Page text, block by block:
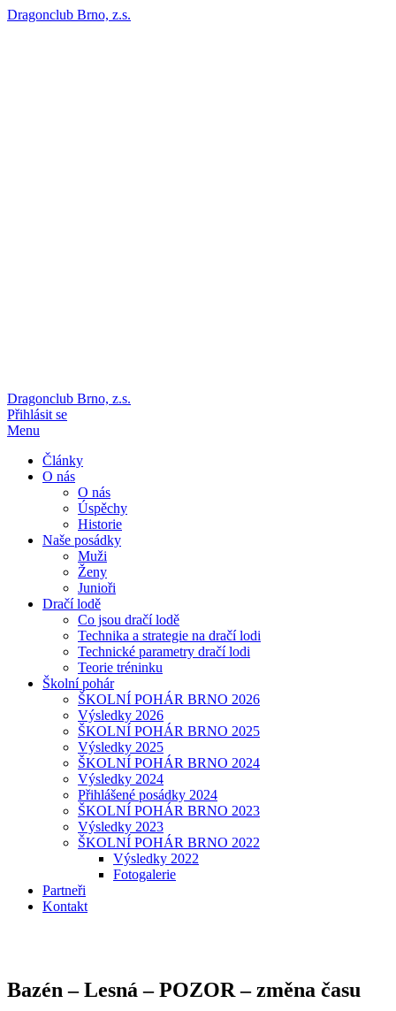
Dragonclub Brno, z.s.
Dragonclub Brno, z.s.
Přihlásit se
Menu
Články
O nás
O nás
Úspěchy
Historie
Naše posádky
Muži
Ženy
Junioři
Dračí lodě
Co jsou dračí lodě
Technika a strategie na dračí lodi
Technické parametry dračí lodi
Teorie tréninku
Školní pohár
ŠKOLNÍ POHÁR BRNO 2026
Výsledky 2026
ŠKOLNÍ POHÁR BRNO 2025
Výsledky 2025
ŠKOLNÍ POHÁR BRNO 2024
Výsledky 2024
Přihlášené posádky 2024
ŠKOLNÍ POHÁR BRNO 2023
Výsledky 2023
ŠKOLNÍ POHÁR BRNO 2022
Výsledky 2022
Fotogalerie
Partneři
Kontakt
Bazén – Lesná – POZOR – změna času